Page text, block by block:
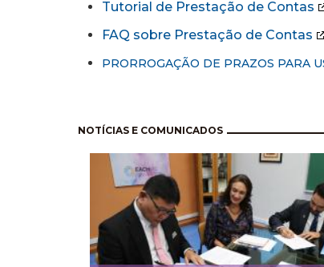
Tutorial de Prestação de Contas
FAQ sobre Prestação de Contas
PRORROGAÇÃO DE PRAZOS PARA
NOTÍCIAS E COMUNICADOS
Pagination